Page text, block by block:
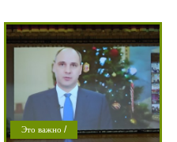
Это важно /